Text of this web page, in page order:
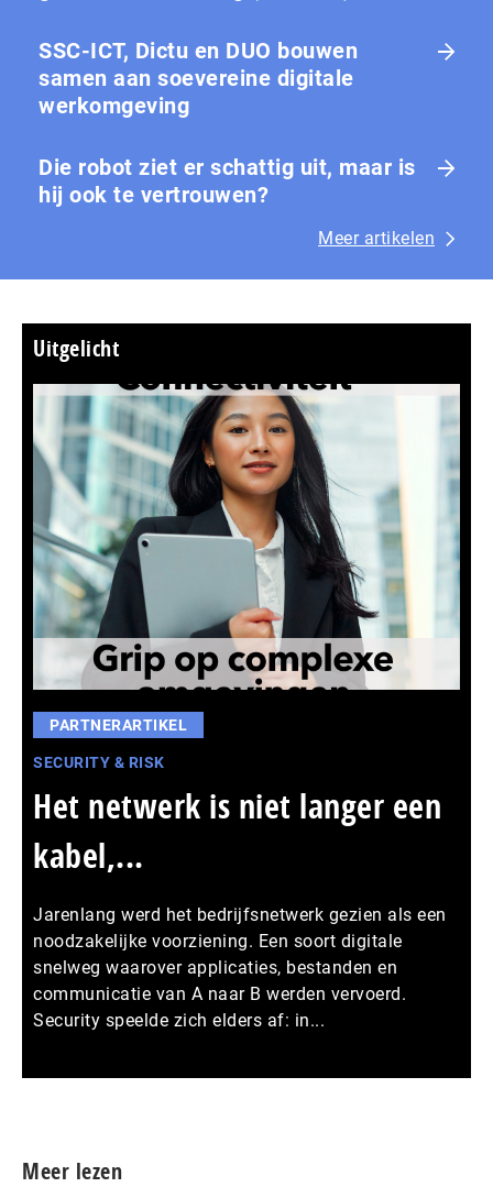
SSC-ICT, Dictu en DUO bouwen
samen aan soevereine digitale
werkomgeving
Die robot ziet er schattig uit, maar is
hij ook te vertrouwen?
Meer artikelen
Uitgelicht
PARTNERARTIKEL
SECURITY & RISK
Het netwerk is niet langer een
kabel,...
Jarenlang werd het bedrijfsnetwerk gezien als een
noodzakelijke voorziening. Een soort digitale
snelweg waarover applicaties, bestanden en
communicatie van A naar B werden vervoerd.
Security speelde zich elders af: in...
Meer lezen